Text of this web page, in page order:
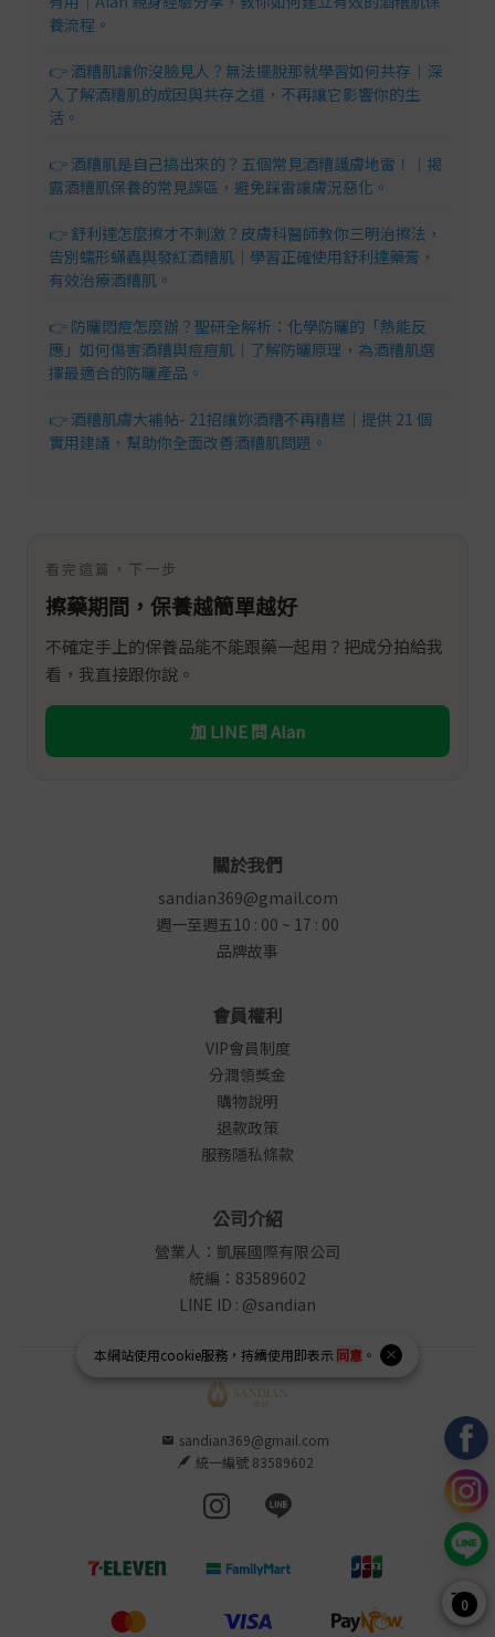
本網站使用cookie服務，持續使用即表示 同意。
養流程。
👉 酒糟肌讓你沒臉見人？無法擺脫那就學習如何共存｜深
入了解酒糟肌的成因與共存之道，不再讓它影響你的生
活。
👉 酒糟肌是自己搞出來的？五個常見酒糟護膚地雷！｜揭
露酒糟肌保養的常見誤區，避免踩雷讓膚況惡化。
👉 舒利達怎麼擦才不刺激？皮膚科醫師教你三明治擦法，
告別蠕形蟎蟲與發紅酒糟肌｜學習正確使用舒利達藥膏，
有效治療酒糟肌。
👉 防曬悶痘怎麼辦？聖研全解析：化學防曬的「熱能反
應」如何傷害酒糟與痘痘肌｜了解防曬原理，為酒糟肌選
擇最適合的防曬產品。
👉 酒糟肌膚大補帖- 21招讓妳酒糟不再糟糕｜提供 21 個
實用建議，幫助你全面改善酒糟肌問題。
看完這篇，下一步
擦藥期間，保養越簡單越好
不確定手上的保養品能不能跟藥一起用？把成分拍給我
看，我直接跟你說。
加 LINE 問 Alan
關於我們
sandian369@gmail.com
週一至週五10 : 00 ~ 17 : 00
品牌故事
會員權利
VIP會員制度
分潤領獎金
購物說明
退款政策
服務隱私條款
公司介紹
營業人：凱展國際有限公司
統編：83589602
LINE ID : @sandian
sandian369@gmail.com
統一編號 83589602
Instagram page
Line page
0